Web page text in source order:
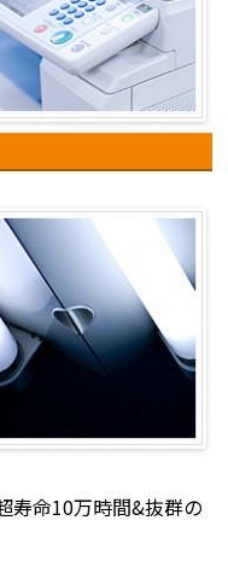
寿命10万時間&抜群の